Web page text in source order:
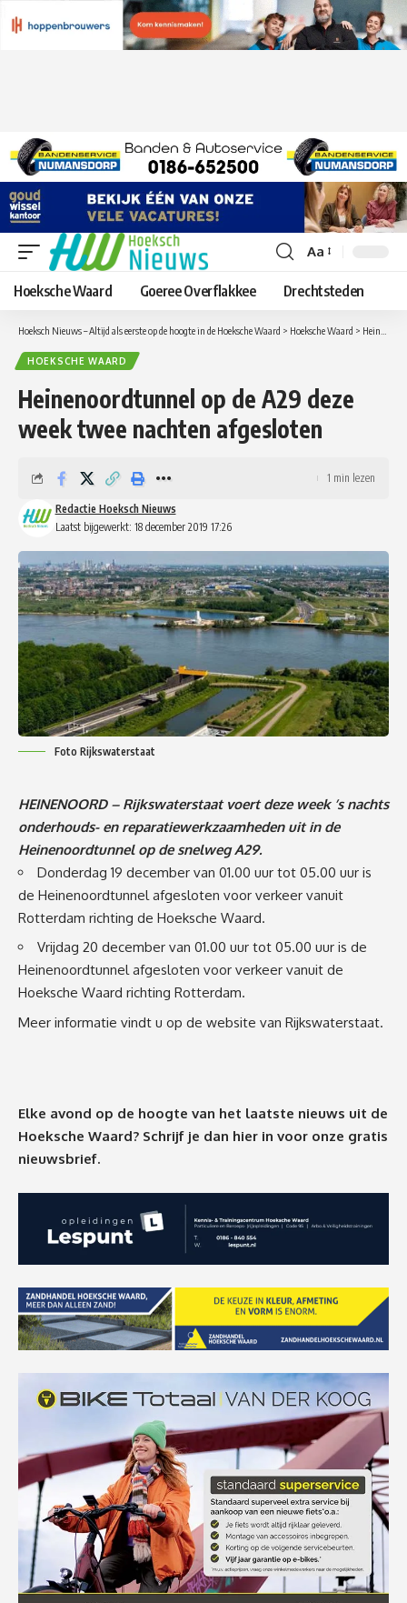
Lettergrootte
aanpassen
Aa
Hoeksche Waard Goeree Overflakkee Drechtsteden
Hoeksch Nieuws – Altijd als eerste op de hoogte in de Hoeksche Waard > Hoeksche Waard > Heinenoordtunnel op de A29 deze week twee nachten afgesloten
HOEKSCHE WAARD
Heinenoordtunnel op de A29 deze
week twee nachten afgesloten
Laatst bijgewerkt: 18 december 2019 17:26
Redactie Hoeksch Nieuws
1 min lezen
Foto Rijkswaterstaat
HEINENOORD – Rijkswaterstaat voert deze week ’s nachts
onderhouds- en reparatiewerkzaamheden uit in de
Heinenoordtunnel op de snelweg A29.
Donderdag 19 december van 01.00 uur tot 05.00 uur is
de Heinenoordtunnel afgesloten voor verkeer vanuit
Rotterdam richting de Hoeksche Waard.
Vrijdag 20 december van 01.00 uur tot 05.00 uur is de
Heinenoordtunnel afgesloten voor verkeer vanuit de
Hoeksche Waard richting Rotterdam.
Meer informatie vindt u op de website van Rijkswaterstaat.
Elke avond op de hoogte van het laatste nieuws uit de
Hoeksche Waard? Schrijf je dan hier in voor onze gratis
nieuwsbrief.